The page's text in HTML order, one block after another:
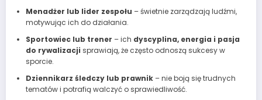
Menadżer lub lider zespołu – świetnie zarządzają ludźmi,
motywując ich do działania.
Sportowiec lub trener – ich dyscyplina, energia i pasja
do rywalizacji sprawiają, że często odnoszą sukcesy w
sporcie.
Dziennikarz śledczy lub prawnik– nie boją się trudnych
tematów i potrafią walczyć o sprawiedliwość.